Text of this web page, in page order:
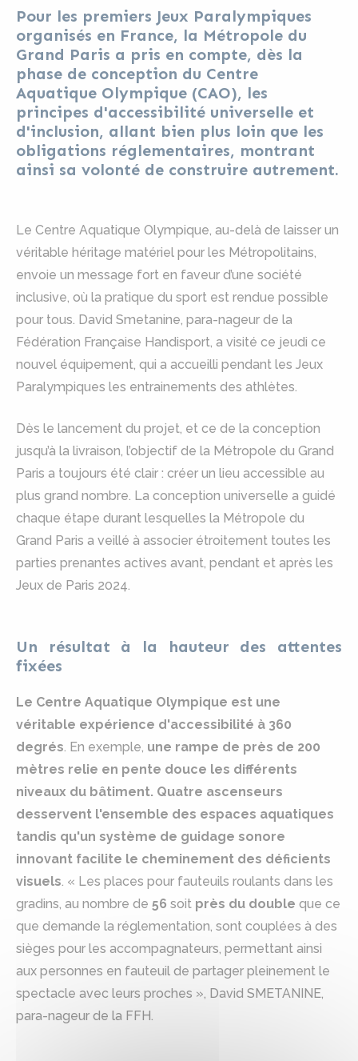
Pour les premiers Jeux Paralympiques
organisés en France, la Métropole du
Grand Paris a pris en compte, dès la
phase de conception du Centre
Aquatique Olympique (CAO), les
principes d'accessibilité universelle et
d'inclusion, allant bien plus loin que les
obligations réglementaires, montrant
ainsi sa volonté de construire autrement.
Le Centre Aquatique Olympique, au-delà de laisser un
véritable héritage matériel pour les Métropolitains,
envoie un message fort en faveur d’une société
inclusive, où la pratique du sport est rendue possible
pour tous. David Smetanine, para-nageur de la
Fédération Française Handisport, a visité ce jeudi ce
nouvel équipement, qui a accueilli pendant les Jeux
Paralympiques les entrainements des athlètes.
Dès le lancement du projet, et ce de la conception
jusqu’à la livraison, l’objectif de la Métropole du Grand
Paris a toujours été clair : créer un lieu accessible au
plus grand nombre. La conception universelle a guidé
chaque étape durant lesquelles la Métropole du
Grand Paris a veillé à associer étroitement toutes les
parties prenantes actives avant, pendant et après les
Jeux de Paris 2024.
Un résultat à la hauteur des attentes
fixées
Le Centre Aquatique Olympique est une
véritable expérience d'accessibilité à 360
degrés. En exemple, une rampe de près de 200
mètres relie en pente douce les différents
niveaux du bâtiment. Quatre ascenseurs
desservent l'ensemble des espaces aquatiques
tandis qu'un système de guidage sonore
innovant facilite le cheminement des déficients
visuels. « Les places pour fauteuils roulants dans les
gradins, au nombre de 56 soit près du double que ce
que demande la réglementation, sont couplées à des
sièges pour les accompagnateurs, permettant ainsi
aux personnes en fauteuil de partager pleinement le
spectacle avec leurs proches », David SMETANINE,
para-nageur de la FFH.